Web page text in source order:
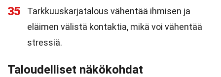
35
Tarkkuuskarjatalous vähentää ihmisen ja
eläimen välistä kontaktia, mikä voi vähentää
stressiä.
Taloudelliset näkökohdat